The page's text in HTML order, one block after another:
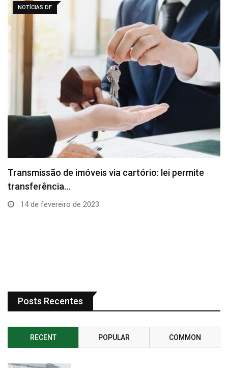
NOTÍCIAS DF
Transmissão de imóveis via cartório: lei permite
transferência…
14 de fevereiro de 2023
Posts Recentes
RECENT POPULAR COMMON